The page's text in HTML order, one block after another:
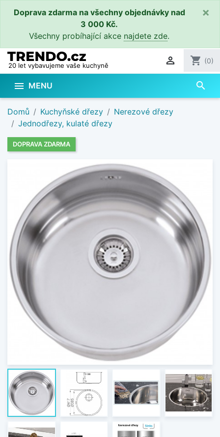
Doprava zdarma na všechny objednávky nad
3 000 Kč.
Všechny probíhající akce najdete zde.
×
20 let vybavujeme vaše kuchyně  shopping_cart (0)
 MENU search
Domů Kuchyňské dřezy
Nerezové dřezy
Jednodřezy, kulaté dřezy
DOPRAVA ZDARMA